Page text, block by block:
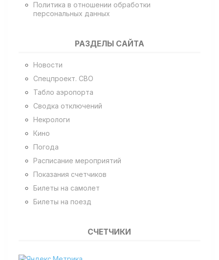
Политика в отношении обработки
персональных данных
РАЗДЕЛЫ САЙТА
Новости
Спецпроект. СВО
Табло аэропорта
Сводка отключений
Некрологи
Кино
Погода
Расписание мероприятий
Показания счетчиков
Билеты на самолет
Билеты на поезд
СЧЕТЧИКИ